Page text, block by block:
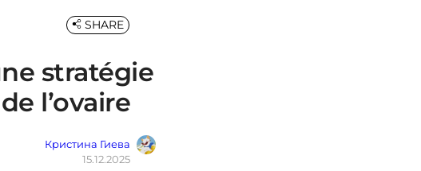
stratégie
l’ovaire
Кристина Гиева
15.12.2025
SHARE